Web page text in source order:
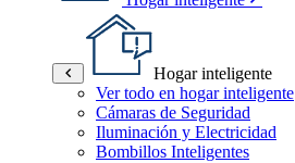
Hogar inteligente
Ver todo en hogar inteligente
Cámaras de Seguridad
Iluminación y Electricidad
Bombillos Inteligentes